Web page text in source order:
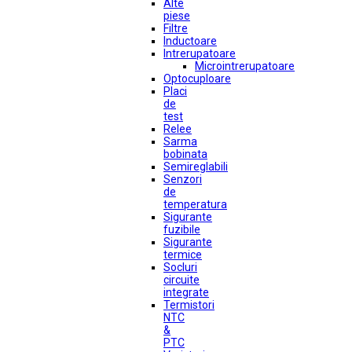
Alte
piese
Filtre
Inductoare
Intrerupatoare
Microintrerupatoare
Optocuploare
Placi
de
test
Relee
Sarma
bobinata
Semireglabili
Senzori
de
temperatura
Sigurante
fuzibile
Sigurante
termice
Socluri
circuite
integrate
Termistori
NTC
&
PTC